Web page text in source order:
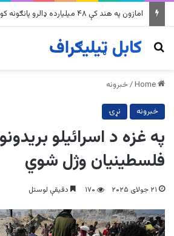
په وینزویلا کې زورورو زلزلو پراخ زیانونه اړولي
Search for
/خبرونه
خبرونه نړۍ
فلسطینیان وژل شوي
۲۱ جولای ۲۰۲۵ ۱۷۰ دقیقې لوستل